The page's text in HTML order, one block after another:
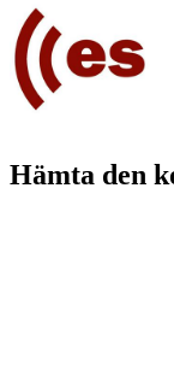
Hämta den